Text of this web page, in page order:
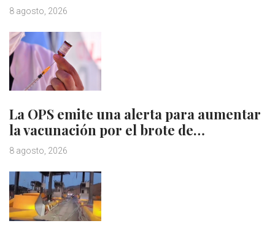
8 agosto, 2026
La OPS emite una alerta para aumentar
la vacunación por el brote de…
8 agosto, 2026